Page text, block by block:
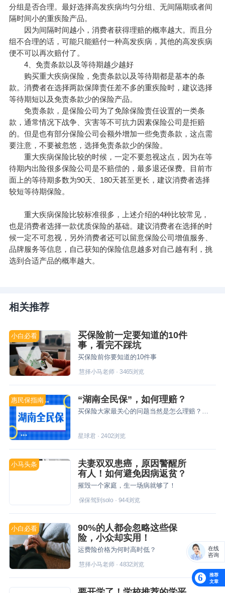
分组是否合理。最好选择高发疾病均匀分组、无间隔期或者间
隔时间小的重疾险产品。
因为间隔时间越小，消费者获得理赔的概率越大。而且分
组不合理的话，可能只能赔付一种高发疾病，其他的高发疾病
便不可以再次赔付了。
4、免责条款以及等待期越少越好
购买重大疾病保险，免责条款以及等待期都是基本的条
款。消费者在选择两款保障责任差不多的重疾险时，建议选择
等待期短以及免责条款少的保险产品。
免责条款，是保险公司为了免除保险责任设置的一类条
款，通常情况下战争、灾害等不可抗力因素保险公司是拒赔
的。但是也有部分保险公司会额外增加一些免责条款，这点需
要注意，不要被忽悠，选择免责条款少的保险。
重大疾病保险比较的时候，一定不要忽视这点，因为在等
待期内出险很多保险公司是不赔偿的，最多退还保费。目前市
面上的等待期多数为90天、180天甚至更长，建议消费者选择
较短等待期保险。
重大疾病保险比较标准很多，上述介绍的4种比较常见，
也是消费者选择一款优质保险的基础。建议消费者在选择的时
候一定不可忽视，另外消费者还可以留意保险公司增值服务、
品牌服务等信息，自己获知的保险信息越多对自己越有利，挑
选到合适产品的概率越大。
相关推荐
小白必看
买保险前一定要知道的10件
事，看完不踩坑
买保险前你要知道的10件事
慧择小马老师· 3465浏览
惠民保指南 “湖南全民保”，如何理赔？
买保险大家最关心的问题当然是怎么理赔？今天星球君就和大家聊一聊理赔那些事儿~
星球君· 2402浏览
小马头条
夫妻双双患癌，原因警醒所
有人！如何避免因病返贫？
摧毁一个家庭，生一场病就够了！
保保驾到solo· 944浏览
小白必看
90%的人都会忽略这些保
险，小众却实用！
运费险价格为何时高时低？
慧择小马老师· 4832浏览
6
推荐
文章
在线
咨询